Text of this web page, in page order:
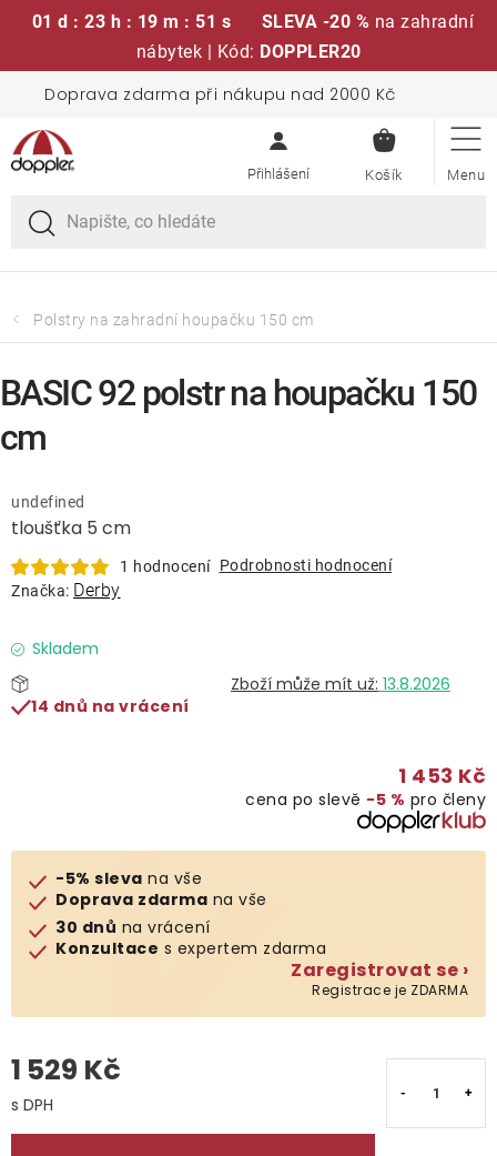
01 d : 23 h : 19 m : 50 s SLEVA -20 % na zahradní
nábytek | Kód: DOPPLER20
obsah
Doprava zdarma při nákupu nad 2000 Kč
KOŠÍK
Sedací soupravy
Slunečníky
Křesla a židle
Lehátka
Doplňky
Deštníky
Gastro produkty
Klub výhod
Polstry na zahradní houpačku 150 cm
tloušťka 5 cm
undefined
1 hodnocení Podrobnosti hodnocení
Značka: Derby
Skladem
13.8.2026
14 dnů na vrácení
1 453 Kč
cena po slevě −5 % pro členy
-5% sleva na vše
Doprava zdarma na vše
30 dnů na vrácení
Konzultace s expertem zdarma
Zaregistrovat se ›
Registrace je ZDARMA
1 529 Kč
BASIC 92 polstr na houpačku 150
cm